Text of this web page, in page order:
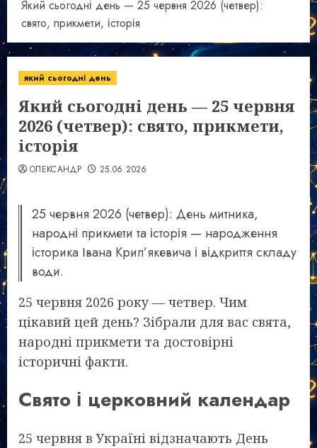
Який сьогодні день — 25 червня 2026 (четвер):
свято, прикмети, історія
який сьогодні день
Який сьогодні день — 25 червня
2026 (четвер): свято, прикмети,
історія
ОЛЕКСАНДР 25.06.2026
25 червня 2026 (четвер): День митника,
народні прикмети та історія — народження
історика Івана Крип’якевича і відкриття складу
води.
25 червня 2026 року — четвер. Чим
цікавий цей день? Зібрали для вас свята,
народні прикмети та достовірні
історичні факти.
Свято і церковний календар
25 червня в Україні відзначають День